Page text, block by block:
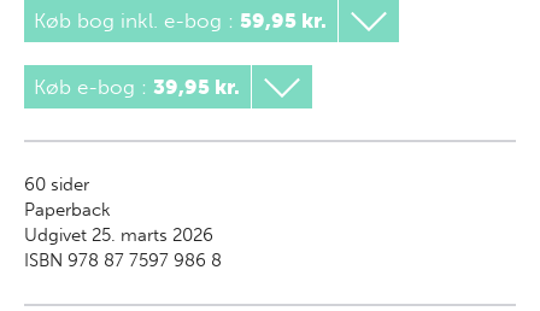
Køb bog inkl. e-bog : 59,95 kr.
Køb e-bog : 39,95 kr.
60 sider
Paperback
Udgivet 25. marts 2026
ISBN 978 87 7597 986 8